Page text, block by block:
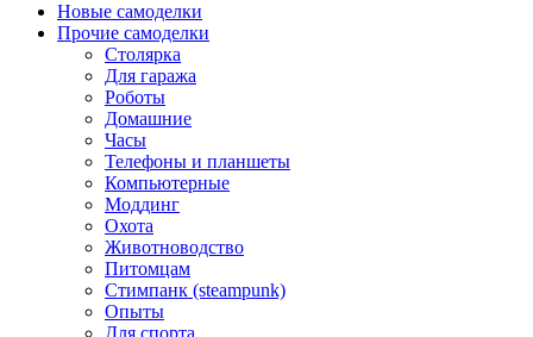
Новые самоделки
Прочие самоделки
Столярка
Для гаража
Роботы
Домашние
Часы
Телефоны и планшеты
Компьютерные
Моддинг
Охота
Животноводство
Питомцам
Стимпанк (steampunk)
Опыты
Для спорта